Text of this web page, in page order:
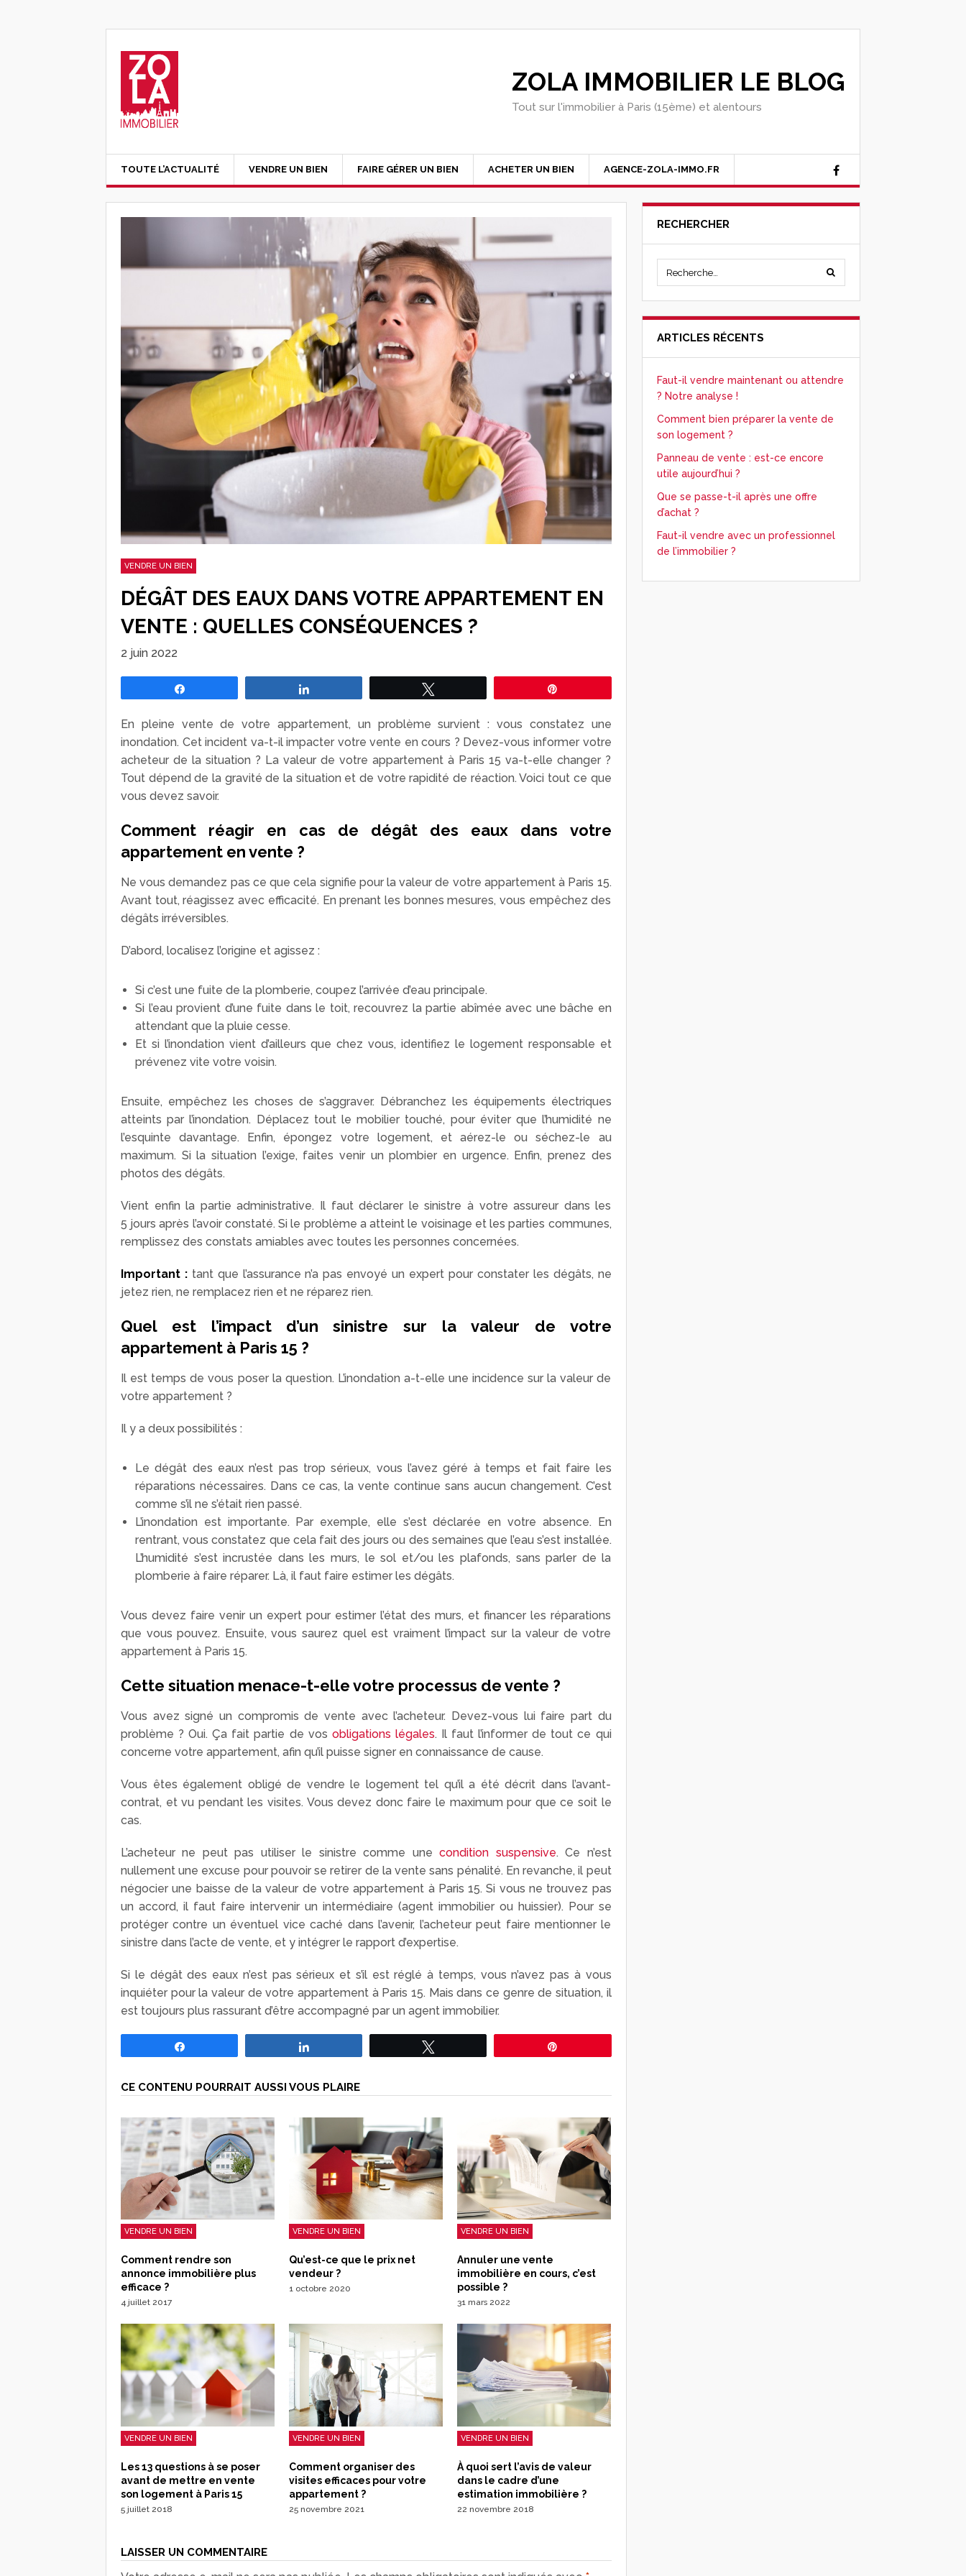
ZOLA IMMOBILIER LE BLOG
Tout sur l'immobilier à Paris (15ème) et alentours
TOUTE L’ACTUALITÉ VENDRE UN BIEN FAIRE GÉRER UN BIEN ACHETER UN BIEN AGENCE-ZOLA-IMMO.FR
VENDRE UN BIEN
DÉGÂT DES EAUX DANS VOTRE APPARTEMENT EN
VENTE : QUELLES CONSÉQUENCES ?
2 juin 2022
En pleine vente de votre appartement, un problème survient : vous constatez une
inondation. Cet incident va-t-il impacter votre vente en cours ? Devez-vous informer votre
acheteur de la situation ? La valeur de votre appartement à Paris 15 va-t-elle changer ?
Tout dépend de la gravité de la situation et de votre rapidité de réaction. Voici tout ce que
vous devez savoir.
Comment réagir en cas de dégât des eaux dans votre
appartement en vente ?
Ne vous demandez pas ce que cela signifie pour la valeur de votre appartement à Paris 15.
Avant tout, réagissez avec efficacité. En prenant les bonnes mesures, vous empêchez des
dégâts irréversibles.
D’abord, localisez l’origine et agissez :
Si c’est une fuite de la plomberie, coupez l’arrivée d’eau principale.
Si l’eau provient d’une fuite dans le toit, recouvrez la partie abîmée avec une bâche en
attendant que la pluie cesse.
Et si l’inondation vient d’ailleurs que chez vous, identifiez le logement responsable et
prévenez vite votre voisin.
Ensuite, empêchez les choses de s’aggraver. Débranchez les équipements électriques
atteints par l’inondation. Déplacez tout le mobilier touché, pour éviter que l’humidité ne
l’esquinte davantage. Enfin, épongez votre logement, et aérez-le ou séchez-le au
maximum. Si la situation l’exige, faites venir un plombier en urgence. Enfin, prenez des
photos des dégâts.
Vient enfin la partie administrative. Il faut déclarer le sinistre à votre assureur dans les
5 jours après l’avoir constaté. Si le problème a atteint le voisinage et les parties communes,
remplissez des constats amiables avec toutes les personnes concernées.
Important :tant que l’assurance n’a pas envoyé un expert pour constater les dégâts, ne
jetez rien, ne remplacez rien et ne réparez rien.
Quel est l’impact d’un sinistre sur la valeur de votre
appartement à Paris 15 ?
Il est temps de vous poser la question. L’inondation a-t-elle une incidence sur la valeur de
votre appartement ?
Il y a deux possibilités :
Le dégât des eaux n’est pas trop sérieux, vous l’avez géré à temps et fait faire les
réparations nécessaires. Dans ce cas, la vente continue sans aucun changement. C’est
comme s’il ne s’était rien passé.
L’inondation est importante. Par exemple, elle s’est déclarée en votre absence. En
rentrant, vous constatez que cela fait des jours ou des semaines que l’eau s’est installée.
L’humidité s’est incrustée dans les murs, le sol et/ou les plafonds, sans parler de la
plomberie à faire réparer. Là, il faut faire estimer les dégâts.
Vous devez faire venir un expert pour estimer l’état des murs, et financer les réparations
que vous pouvez. Ensuite, vous saurez quel est vraiment l’impact sur la valeur de votre
appartement à Paris 15.
Cette situation menace-t-elle votre processus de vente ?
Vous avez signé un compromis de vente avec l’acheteur. Devez-vous lui faire part du
problème ? Oui. Ça fait partie de vos obligations légales. Il faut l’informer de tout ce qui
concerne votre appartement, afin qu’il puisse signer en connaissance de cause.
Vous êtes également obligé de vendre le logement tel qu’il a été décrit dans l’avant-
contrat, et vu pendant les visites. Vous devez donc faire le maximum pour que ce soit le
cas.
L’acheteur ne peut pas utiliser le sinistre comme unecondition suspensive. Ce n’est
nullement une excuse pour pouvoir se retirer de la vente sans pénalité. En revanche, il peut
négocier une baisse de la valeur de votre appartement à Paris 15. Si vous ne trouvez pas
un accord, il faut faire intervenir un intermédiaire (agent immobilier ou huissier). Pour se
protéger contre un éventuel vice caché dans l’avenir, l’acheteur peut faire mentionner le
sinistre dans l’acte de vente, et y intégrer le rapport d’expertise.
Si le dégât des eaux n’est pas sérieux et s’il est réglé à temps, vous n’avez pas à vous
inquiéter pour la valeur de votre appartement à Paris 15. Mais dans ce genre de situation, il
est toujours plus rassurant d’être accompagné par un agent immobilier.
CE CONTENU POURRAIT AUSSI VOUS PLAIRE
VENDRE UN BIEN
Comment rendre son
annonce immobilière plus
efficace ?
4 juillet 2017
VENDRE UN BIEN
Qu’est-ce que le prix net
vendeur ?
1 octobre 2020
VENDRE UN BIEN
Annuler une vente
immobilière en cours, c’est
possible ?
31 mars 2022
VENDRE UN BIEN
Les 13 questions à se poser
avant de mettre en vente
son logement à Paris 15
5 juillet 2018
VENDRE UN BIEN
Comment organiser des
visites efficaces pour votre
appartement ?
25 novembre 2021
VENDRE UN BIEN
À quoi sert l’avis de valeur
dans le cadre d’une
estimation immobilière ?
22 novembre 2018
LAISSER UN COMMENTAIRE
RECHERCHER
ARTICLES RÉCENTS
Faut-il vendre maintenant ou attendre
? Notre analyse !
Comment bien préparer la vente de
son logement ?
Panneau de vente : est-ce encore
utile aujourd’hui ?
Que se passe-t-il après une offre
d’achat ?
Faut-il vendre avec un professionnel
de l’immobilier ?